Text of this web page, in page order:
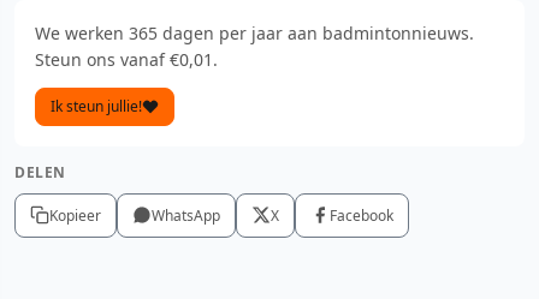
We werken 365 dagen per jaar aan badmintonnieuws.
Steun ons vanaf €0,01.
Ik steun jullie!
DELEN
Kopieer WhatsApp X Facebook